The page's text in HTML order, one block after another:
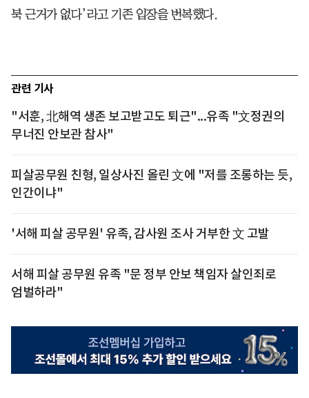
북 근거가 없다’라고 기존 입장을 번복했다.
관련 기사
"서훈, 北해역 생존 보고받고도 퇴근"...유족 "文정권의
무너진 안보관 참사"
피살공무원 친형, 일상사진 올린 文에 "저를 조롱하는 듯,
인간이냐"
'서해 피살 공무원' 유족, 감사원 조사 거부한 文 고발
서해 피살 공무원 유족 "문 정부 안보 책임자 살인죄로
엄벌하라"